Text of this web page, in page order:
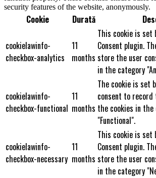
security features of the website, anonymously.
Cookie Durată
cookielawinfo-
checkbox-analytics
11
months
This cookie is set
Consent plugin.
store the user
in the category
cookielawinfo-
checkbox-functional
11
months
The cookie is set
consent to
the cookies in
"Functional".
cookielawinfo-
checkbox-necessary
11
months
This cookie is set
Consent plugin.
store the user
in the category